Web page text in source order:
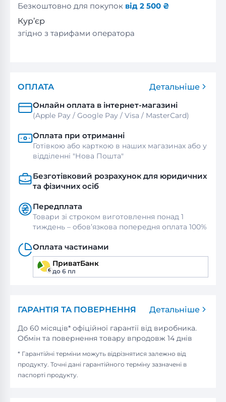
Безкоштовно для покупок від 2 500 ₴
Кур’єр
згідно з тарифами оператора
ОПЛАТА
Детальніше
Онлайн оплата в інтернет-магазині
(Apple Pay / Google Pay / Visa / MasterСard)
Оплата при отриманні
Готівкою або карткою в наших магазинах або у
відділенні "Нова Пошта"
Безготівковий розрахунок для юридичних
та фізичних осіб
Передплата
Товари зі строком виготовлення понад 1
тиждень – обов’язкова попередня оплата 100%
Оплата частинами
ПриватБанк
до 6 пл
ГАРАНТІЯ ТА ПОВЕРНЕННЯ Детальніше
До 60 місяців* офіційної гарантії від виробника.
Обмін та повернення товару впродовж 14 днів
* Гарантійні терміни можуть відрізнятися залежно від
продукту. Точні дані гарантійного терміну зазначені в
паспорті продукту.